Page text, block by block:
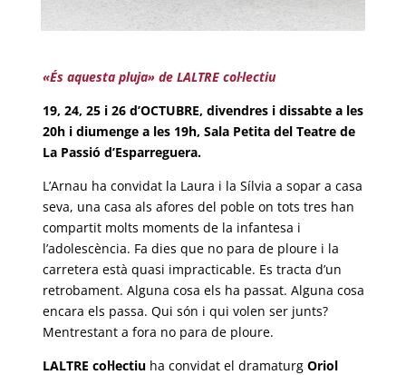
«És aquesta pluja» de LALTRE col·lectiu
19, 24, 25 i 26 d’OCTUBRE, divendres i dissabte a les
20h i diumenge a les 19h, Sala Petita del Teatre de
La Passió d’Esparreguera.
L’Arnau ha convidat la Laura i la Sílvia a sopar a casa
seva, una casa als afores del poble on tots tres han
compartit molts moments de la infantesa i
l’adolescència. Fa dies que no para de ploure i la
carretera està quasi impracticable. Es tracta d’un
retrobament. Alguna cosa els ha passat. Alguna cosa
encara els passa. Qui són i qui volen ser junts?
Mentrestant a fora no para de ploure.
LALTRE col·lectiuha convidat el dramaturg Oriol